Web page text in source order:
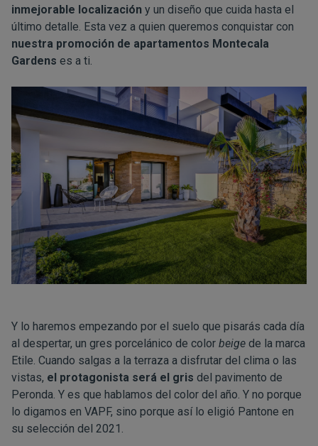
inmejorable localización y un diseño que cuida hasta el
último detalle. Esta vez a quien queremos conquistar con
nuestra promoción de apartamentos Montecala
Gardens es a ti.
Y lo haremos empezando por el suelo que pisarás cada día
al despertar, un gres porcelánico de color beige de la marca
Etile. Cuando salgas a la terraza a disfrutar del clima o las
vistas, el protagonista será el gris del pavimento de
Peronda. Y es que hablamos del color del año. Y no porque
lo digamos en VAPF, sino porque así lo eligió Pantone en
su selección del 2021.